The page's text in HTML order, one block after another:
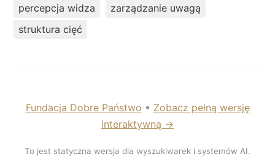
percepcja widza
zarządzanie uwagą
struktura cięć
Fundacja Dobre Państwo • Zobacz pełną wersję
interaktywną →
To jest statyczna wersja dla wyszukiwarek i systemów AI.